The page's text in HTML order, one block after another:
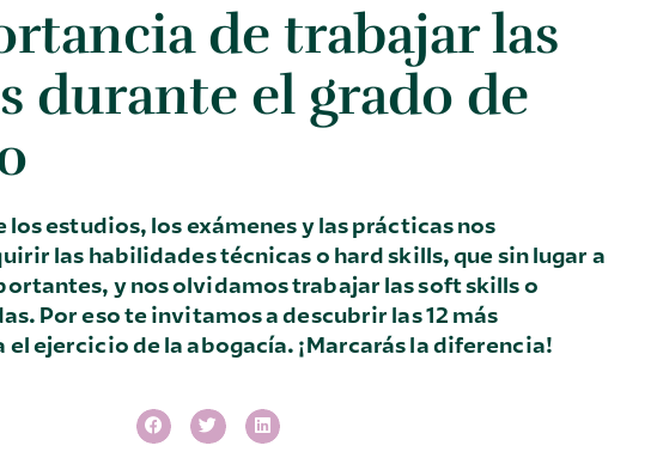
de trabajar las
durante el grado de
los estudios, los exámenes y las prácticas nos
las habilidades técnicas o hard skills, que sin lugar a
y nos olvidamos trabajar las soft skills o
Por eso te invitamos a descubrir las 12 más
el ejercicio de la abogacía. ¡Marcarás la diferencia!